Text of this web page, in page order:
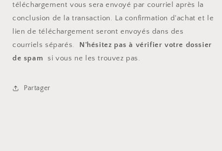
téléchargement vous sera envoyé par courriel après la
conclusion de la transaction. La confirmation d'achat et le
lien de téléchargement seront envoyés dans des
courriels séparés. N'hésitez pas à vérifier votre dossier
de spam
si vous ne les trouvez pas.
Partager